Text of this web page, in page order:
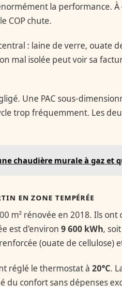
la performance. À
COP chute.
: laine de verre, ouate
mal isolée peut voir sa
Une PAC sous-
trop fréquemment. Les
chaudière murale à gaz et
EN ZONE TEMPÉRÉE
m² rénovée en 2018. Ils ont
est d’environ 9 600 kWh,
(ouate de cellulose)
réglé le thermostat à 20°C.
du confort sans dépenses